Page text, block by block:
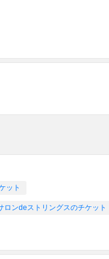
ット
ロンdeストリングスのチケット